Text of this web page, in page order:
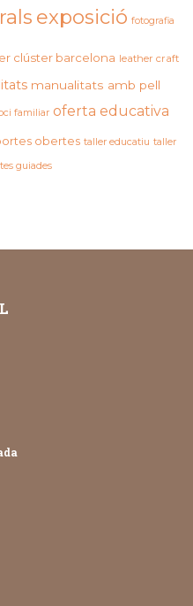
exposició fotografia
clúster barcelona leather craft
manualitats amb pell
familiar oferta educativa
obertes taller educatiu taller
guiades